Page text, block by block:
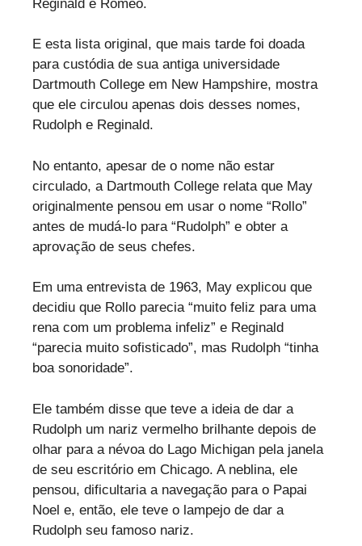
Reginald e Romeo.
E esta lista original, que mais tarde foi doada
para custódia de sua antiga universidade
Dartmouth College em New Hampshire, mostra
que ele circulou apenas dois desses nomes,
Rudolph e Reginald.
No entanto, apesar de o nome não estar
circulado, a Dartmouth College relata que May
originalmente pensou em usar o nome “Rollo”
antes de mudá-lo para “Rudolph” e obter a
aprovação de seus chefes.
Em uma entrevista de 1963, May explicou que
decidiu que Rollo parecia “muito feliz para uma
rena com um problema infeliz” e Reginald
“parecia muito sofisticado”, mas Rudolph “tinha
boa sonoridade”.
Ele também disse que teve a ideia de dar a
Rudolph um nariz vermelho brilhante depois de
olhar para a névoa do Lago Michigan pela janela
de seu escritório em Chicago. A neblina, ele
pensou, dificultaria a navegação para o Papai
Noel e, então, ele teve o lampejo de dar a
Rudolph seu famoso nariz.